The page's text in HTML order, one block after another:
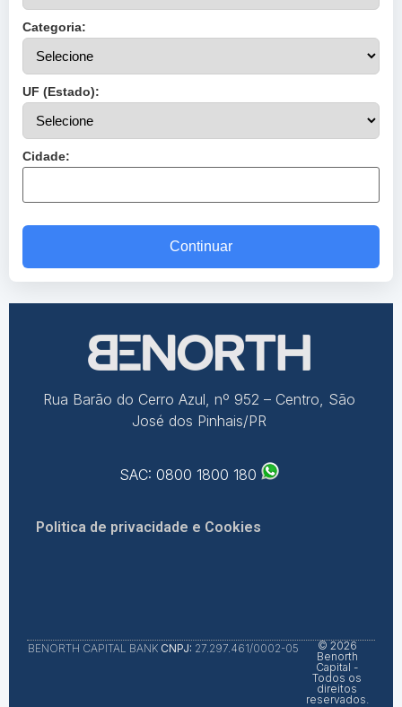
Categoria:
UF (Estado):
Cidade:
Continuar
Rua Barão do Cerro Azul, nº 952 – Centro, São
José dos Pinhais/PR
SAC: 0800 1800 180
Politica de privacidade e Cookies
BENORTH CAPITAL BANK CNPJ: 27.297.461/0002-05
© 2026
Benorth
Capital -
Todos os
direitos
reservados.